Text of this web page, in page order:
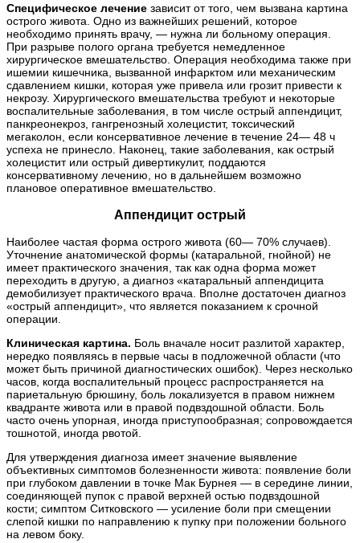
Специфическое лечение зависит от того, чем вызвана картина
острого живота. Одно из важнейших решений, которое
необходимо принять врачу, — нужна ли больному операция.
При разрыве полого органа требуется немедленное
хирургическое вмешательство. Операция необходима также при
ишемии кишечника, вызванной инфарктом или механическим
сдавлением кишки, которая уже привела или грозит привести к
некрозу. Хирургического вмешательства требуют и некоторые
воспалительные заболевания, в том числе острый аппендицит,
панкреонекроз, гангренозный холецистит, токсический
мегаколон, если консервативное лечение в течение 24— 48 ч
успеха не принесло. Наконец, такие заболевания, как острый
холецистит или острый дивертикулит, поддаются
консервативному лечению, но в дальнейшем возможно
плановое оперативное вмешательство.
Аппендицит острый
Наиболее частая форма острого живота (60— 70% случаев).
Уточнение анатомической формы (катаральной, гнойной) не
имеет практического значения, так как одна форма может
переходить в другую, а диагноз «катаральный аппендицита
демобилизует практического врача. Вполне достаточен диагноз
«острый аппендицит», что является показанием к срочной
операции.
Клиническая картина. Боль вначале носит разлитой характер,
нередко появляясь в первые часы в подложечной области (что
может быть причиной диагностических ошибок). Через несколько
часов, когда воспалительный процесс распространяется на
париетальную брюшину, боль локализуется в правом нижнем
квадранте живота или в правой подвздошной области. Боль
часто очень упорная, иногда приступообразная; сопровождается
тошнотой, иногда рвотой.
Для утверждения диагноза имеет значение выявление
объективных симптомов болезненности живота: появление боли
при глубоком давлении в точке Мак Бурнея — в середине линии,
соединяющей пупок с правой верхней остью подвздошной
кости; симптом Ситковского — усиление боли при смещении
слепой кишки по направлению к пупку при положении больного
на левом боку.